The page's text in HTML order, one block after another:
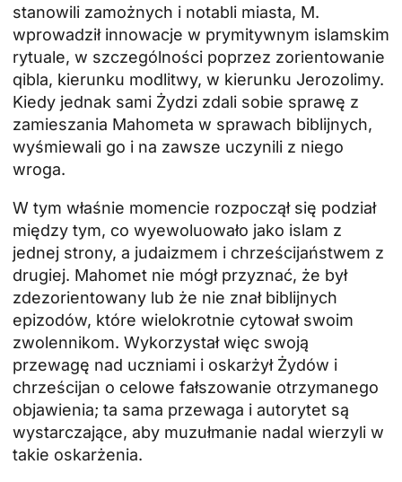
stanowili zamożnych i notabli miasta, M.
wprowadził innowacje w prymitywnym islamskim
rytuale, w szczególności poprzez zorientowanie
qibla, kierunku modlitwy, w kierunku Jerozolimy.
Kiedy jednak sami Żydzi zdali sobie sprawę z
zamieszania Mahometa w sprawach biblijnych,
wyśmiewali go i na zawsze uczynili z niego
wroga.
W tym właśnie momencie rozpoczął się podział
między tym, co wyewoluowało jako islam z
jednej strony, a judaizmem i chrześcijaństwem z
drugiej. Mahomet nie mógł przyznać, że był
zdezorientowany lub że nie znał biblijnych
epizodów, które wielokrotnie cytował swoim
zwolennikom. Wykorzystał więc swoją
przewagę nad uczniami i oskarżył Żydów i
chrześcijan o celowe fałszowanie otrzymanego
objawienia; ta sama przewaga i autorytet są
wystarczające, aby muzułmanie nadal wierzyli w
takie oskarżenia.